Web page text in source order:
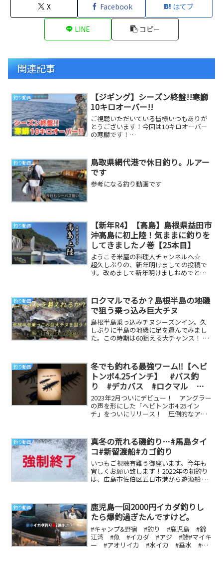
X Facebook はてブ
LINE コピー
関連記事
釣り動画
【ジギング】シーズン終盤!!寒鰤
10キロオーバー!!
ご視聴いただいている皆様いつもありが
とうございます！今回は10キロオーバー
の寒鰤です！
釣り動画
鳥取県網代港で休日釣り。ルアー
です
参考になる釣り動画です
釣り動画
【新年R4】【高島】島根県益田市
沖高島に初上陸！気ままに釣りを
してきましたノ巻【25本目】
ようこそ米屋の料理人チャンネルへ☆
超久しぶりの、新年明けましての投稿で
す。改めまして新年明けましおめでとう
釣り動画
ロクマルでるか？島根半島の地磯
で狙う乗っ込み巨大チヌ
島根半島乗っ込みチヌシーズンイン。久
しぶりに半島の地磯に足を運んでみまし
た。この時期は60狙える大チャンス！ 参
釣り動画
冬でも釣れる最強ワーム‼️【ヘビ
トンボ4.25インチ】 #バス釣
り #デカバス #ロクマル
#fishing #fishingvideo #新製品
#琵琶湖 #池原ダム #新製品
#ニッコーワーム
2023年2月ついにデビュー！ アングラー
の声を形にした「ヘビトンボ4.25イン
チ」をついにリリース！ 圧倒的なアピ
釣り動画
真冬の荒れる磯釣り…#馬島タイ
コ#新留渡船#カゴ釣り
いつもご視聴有難う御座います。今年も
宜しくお願い致します！2022年の初釣り
は、広島市佐伯区五日市港から遊漁船 ブ
釣り動画
鹿児島一回2000円イカダ釣りし
たら爆釣過ぎたんですけど。
#キャンプ&野宿 #釣り #鹿児島 #錦
江湾 #魚 #イカダ #アジ #鯵#マイキ
ー #アオリイカ #水イカ #垂水 #車